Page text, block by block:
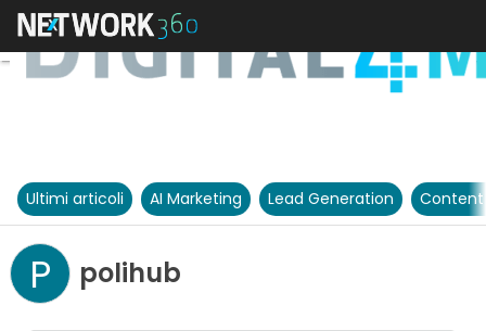
Ultimi articoli AI Marketing Lead Generation
P polihub